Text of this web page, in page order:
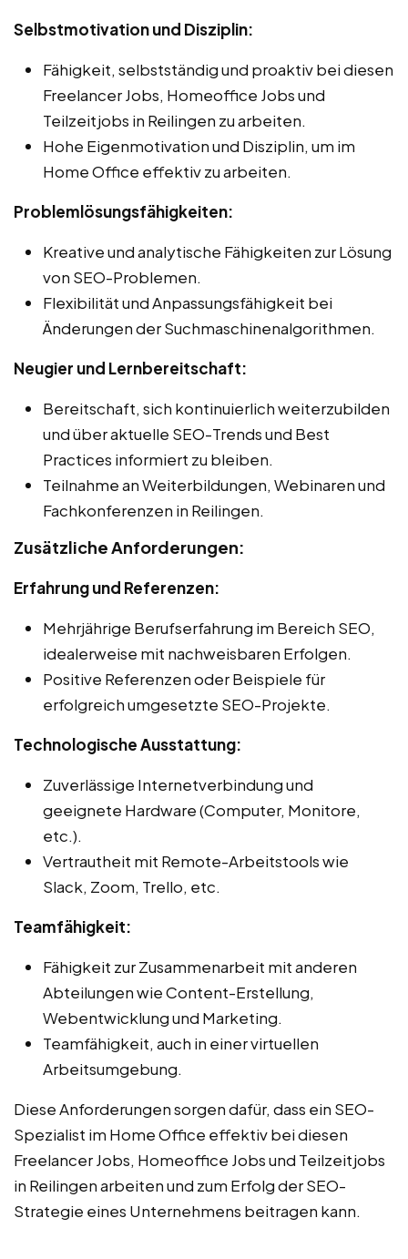
Selbstmotivation und Disziplin:
Fähigkeit, selbstständig und proaktiv bei diesen
Freelancer Jobs, Homeoffice Jobs und
Teilzeitjobs in Reilingen zu arbeiten.
Hohe Eigenmotivation und Disziplin, um im
Home Office effektiv zu arbeiten.
Problemlösungsfähigkeiten:
Kreative und analytische Fähigkeiten zur Lösung
von SEO-Problemen.
Flexibilität und Anpassungsfähigkeit bei
Änderungen der Suchmaschinenalgorithmen.
Neugier und Lernbereitschaft:
Bereitschaft, sich kontinuierlich weiterzubilden
und über aktuelle SEO-Trends und Best
Practices informiert zu bleiben.
Teilnahme an Weiterbildungen, Webinaren und
Fachkonferenzen in Reilingen.
Zusätzliche Anforderungen:
Erfahrung und Referenzen:
Mehrjährige Berufserfahrung im Bereich SEO,
idealerweise mit nachweisbaren Erfolgen.
Positive Referenzen oder Beispiele für
erfolgreich umgesetzte SEO-Projekte.
Technologische Ausstattung:
Zuverlässige Internetverbindung und
geeignete Hardware (Computer, Monitore,
etc.).
Vertrautheit mit Remote-Arbeitstools wie
Slack, Zoom, Trello, etc.
Teamfähigkeit:
Fähigkeit zur Zusammenarbeit mit anderen
Abteilungen wie Content-Erstellung,
Webentwicklung und Marketing.
Teamfähigkeit, auch in einer virtuellen
Arbeitsumgebung.
Diese Anforderungen sorgen dafür, dass ein SEO-
Spezialist im Home Office effektiv bei diesen
Freelancer Jobs, Homeoffice Jobs und Teilzeitjobs
in Reilingen arbeiten und zum Erfolg der SEO-
Strategie eines Unternehmens beitragen kann.